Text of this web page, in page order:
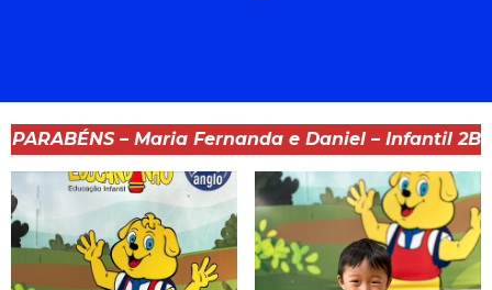
PARABÉNS – Maria Fernanda e Daniel – Infantil 2B